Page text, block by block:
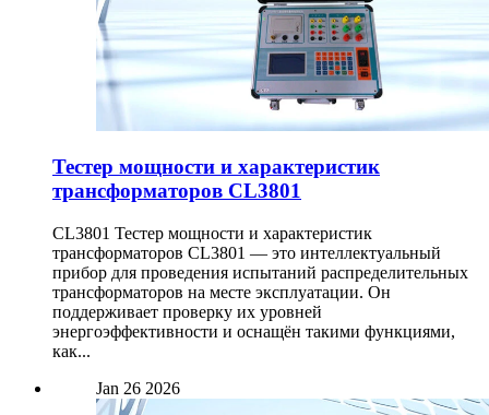
Тестер мощности и характеристик
трансформаторов CL3801
CL3801 Тестер мощности и характеристик
трансформаторов CL3801 — это интеллектуальный
прибор для проведения испытаний распределительных
трансформаторов на месте эксплуатации. Он
поддерживает проверку их уровней
энергоэффективности и оснащён такими функциями,
как...
Jan 26 2026